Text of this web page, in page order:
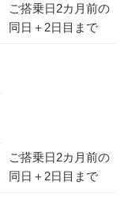
ご搭乗日2カ月前の
同日＋2日目まで
ご搭乗日2カ月前の
同日＋2日目まで